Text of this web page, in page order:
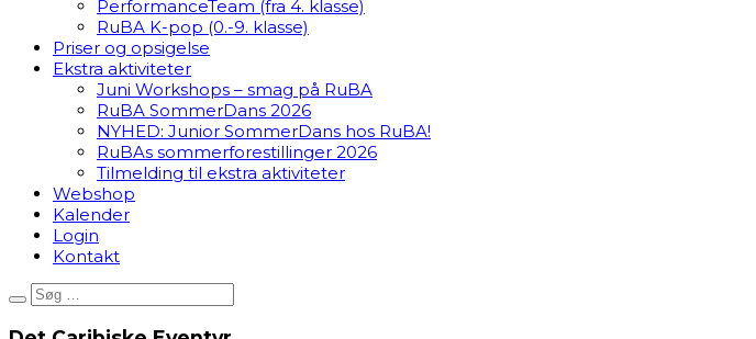
PerformanceTeam (fra 4. klasse)
RuBA K-pop (0.-9. klasse)
Priser og opsigelse
Ekstra aktiviteter
Juni Workshops – smag på RuBA
RuBA SommerDans 2026
NYHED: Junior SommerDans hos RuBA!
RuBAs sommerforestillinger 2026
Tilmelding til ekstra aktiviteter
Webshop
Kalender
Login
Kontakt